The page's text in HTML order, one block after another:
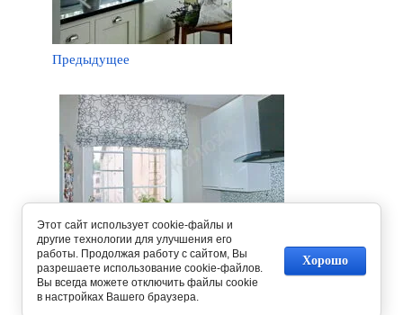
Предыдущее
Следующее
Этот сайт использует cookie-файлы и
другие технологии для улучшения его
работы. Продолжая работу с сайтом, Вы
разрешаете использование cookie-файлов.
Вы всегда можете отключить файлы cookie
в настройках Вашего браузера.
Хорошо